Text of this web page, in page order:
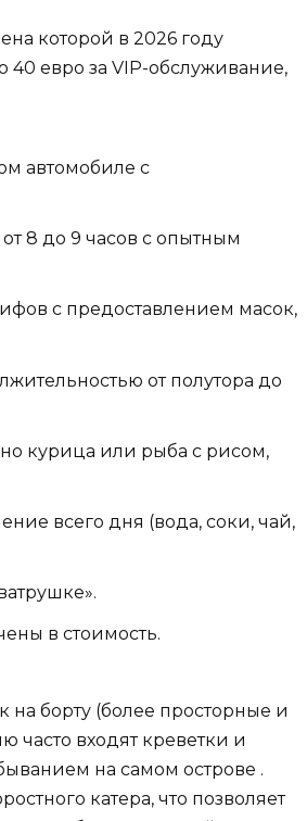
которой в 2026 году
40 евро за VIP-обслуживание,
автомобиле с
8 до 9 часов с опытным
с предоставлением масок,
от полутора до
курица или рыба с рисом,
всего дня (вода, соки, чай,
в стоимость.
борту (более просторные и
входят креветки и
на самом острове .
катера, что позволяет